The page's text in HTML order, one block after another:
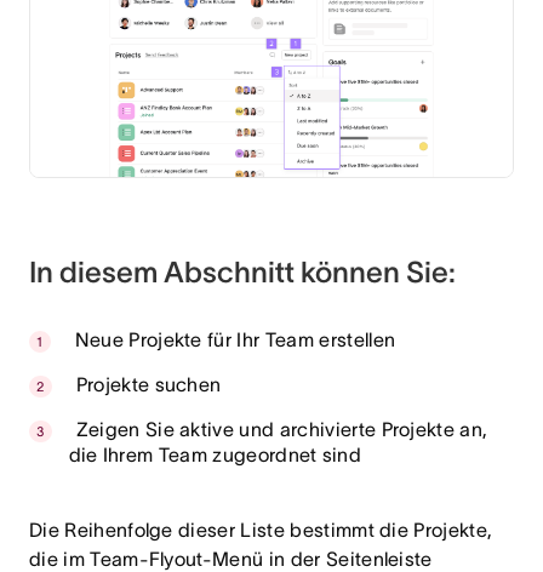
In diesem Abschnitt können Sie:
Neue Projekte für Ihr Team erstellen
Projekte suchen
Zeigen Sie aktive und archivierte Projekte an,
die Ihrem Team zugeordnet sind
Die Reihenfolge dieser Liste bestimmt die Projekte,
die im Team-Flyout-Menü in der Seitenleiste